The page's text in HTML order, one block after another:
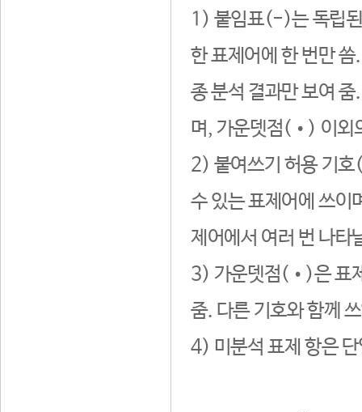
1) 붙임표(-)는 독립된
한 표제어에 한 번만
종 분석 결과만 보여
며, 가운뎃점(•) 이외
2) 붙여쓰기 허용 기호
수 있는 표제어에 쓰이
제어에서 여러 번 나타
3) 가운뎃점(•)은 표
줌. 다른 기호와 함께
4) 미분석 표제 항은